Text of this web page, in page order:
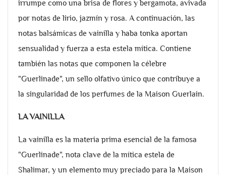
irrumpe como una brisa de flores y bergamota, avivada
por notas de lirio, jazmín y rosa. A continuación, las
notas balsámicas de vainilla y haba tonka aportan
sensualidad y fuerza a esta estela mítica. Contiene
también las notas que componen la célebre
"Guerlinade", un sello olfativo único que contribuye a
la singularidad de los perfumes de la Maison Guerlain.
LA VAINILLA
La vainilla es la materia prima esencial de la famosa
"Guerlinade", nota clave de la mítica estela de
Shalimar, y un elemento muy preciado para la Maison